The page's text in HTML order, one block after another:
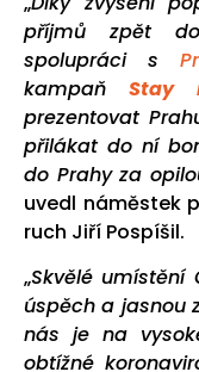
příjmů zpět
spolupráci s
kampaňStay
prezentovat
přilákat do ní
do Prahy za
uvedl náměstek
ruch Jiří Pospíšil.
„Skvělé umístění
úspěch a jasnou
nás je na
obtížné